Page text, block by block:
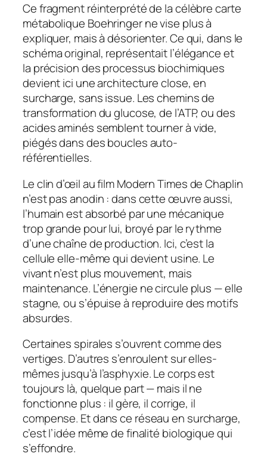
Ce fragment réinterprété de la célèbre carte
métabolique Boehringer ne vise plus à
expliquer, mais à désorienter. Ce qui, dans le
schéma original, représentait l’élégance et
la précision des processus biochimiques
devient ici une architecture close, en
surcharge, sans issue. Les chemins de
transformation du glucose, de l’ATP, ou des
acides aminés semblent tourner à vide,
piégés dans des boucles auto-
référentielles.
Le clin d’œil au filmModern Timesde Chaplin
n’est pas anodin : dans cette œuvre aussi,
l’humain est absorbé par une mécanique
trop grande pour lui, broyé par le rythme
d’une chaîne de production. Ici, c’est la
cellule elle-même qui devient usine. Le
vivant n’est plus mouvement, mais
maintenance. L’énergie ne circule plus — elle
stagne, ou s’épuise à reproduire des motifs
absurdes.
Certaines spirales s’ouvrent comme des
vertiges. D’autres s’enroulent sur elles-
mêmes jusqu’à l’asphyxie. Le corps est
toujours là, quelque part — mais il ne
fonctionne plus : il gère, il corrige, il
compense. Et dans ce réseau en surcharge,
c’est l’idée même de finalité biologique qui
s’effondre.